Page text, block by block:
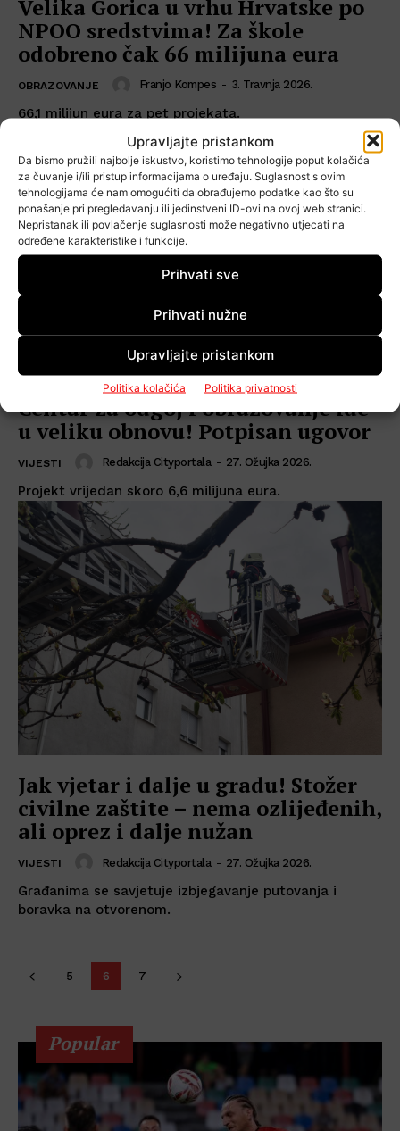
Upravljajte pristankom
Da bismo pružili najbolje iskustvo, koristimo tehnologije poput kolačića
za čuvanje i/ili pristup informacijama o uređaju. Suglasnost s ovim
tehnologijama će nam omogućiti da obrađujemo podatke kao što su
ponašanje pri pregledavanju ili jedinstveni ID-ovi na ovoj web stranici.
Nepristanak ili povlačenje suglasnosti može negativno utjecati na
određene karakteristike i funkcije.
Prihvati sve
Prihvati nužne
Upravljajte pristankom
Politika kolačića Politika privatnosti
Velika Gorica u vrhu Hrvatske po
NPOO sredstvima! Za škole
odobreno čak 66 milijuna eura
OBRAZOVANJE Franjo Kompes - 3. Travnja 2026.
66,1 milijun eura za pet projekata.
Centar za odgoj i obrazovanje ide
u veliku obnovu! Potpisan ugovor
VIJESTI Redakcija Cityportala - 27. Ožujka 2026.
Projekt vrijedan skoro 6,6 milijuna eura.
Jak vjetar i dalje u gradu! Stožer
civilne zaštite – nema ozlijeđenih,
ali oprez i dalje nužan
VIJESTI Redakcija Cityportala - 27. Ožujka 2026.
Građanima se savjetuje izbjegavanje putovanja i
boravka na otvorenom.
5 6 7
Popular